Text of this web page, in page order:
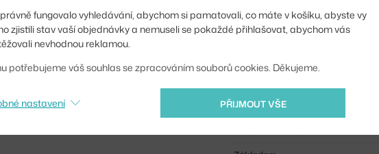
Područky:
Podnož:
fungovalo vyhledávání, abychom si pamatovali, co máte v košíku, abyste vy
zjistili stav vaší objednávky a nemuseli se pokaždé přihlašovat, abychom vás
nevhodnou reklamou.
potřebujeme váš souhlas se zpracováním souborů cookies. Děkujeme.
PŘIJMOUT VŠE
nastavení